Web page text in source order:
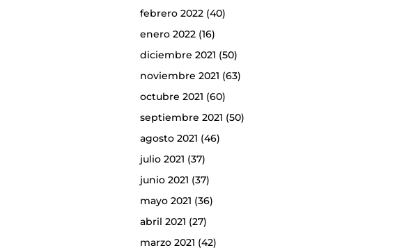
febrero 2022(40)
enero 2022(16)
diciembre 2021 (50)
noviembre 2021 (63)
octubre 2021 (60)
septiembre 2021 (50)
agosto 2021 (46)
julio 2021 (37)
junio 2021 (37)
mayo 2021 (36)
abril 2021 (27)
marzo 2021 (42)